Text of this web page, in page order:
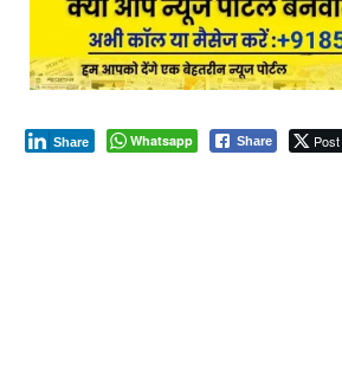
Whatsapp Share Post
Share